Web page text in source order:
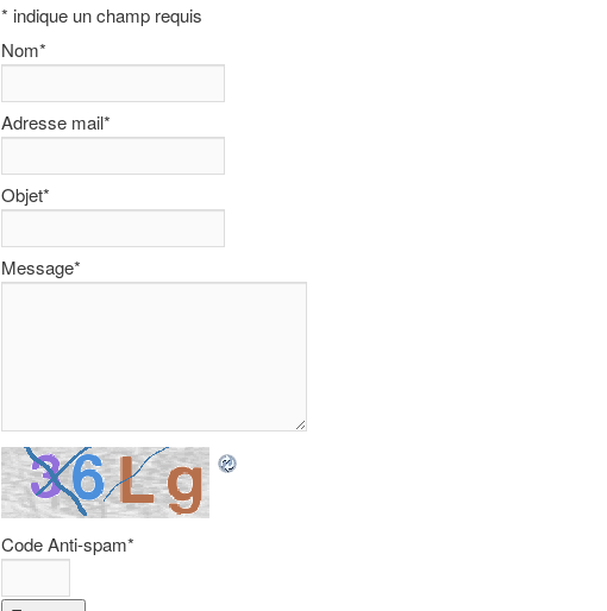
* indique un champ requis
Nom*
Adresse mail*
Objet*
Message*
Code Anti-spam*